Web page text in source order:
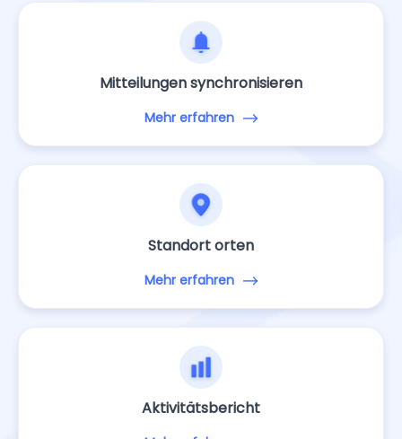
Mitteilungen synchronisieren
Mehr erfahren
Standort orten
Mehr erfahren
Aktivitätsbericht